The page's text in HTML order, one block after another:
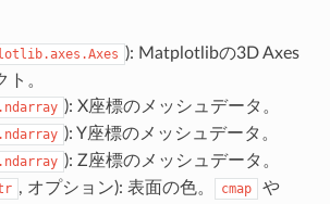
): Matplotlibの3D Axes
ト。
): X座標のメッシュデータ。
): Y座標のメッシュデータ。
): Z座標のメッシュデータ。
, オプション): 表面の色。 cmap や